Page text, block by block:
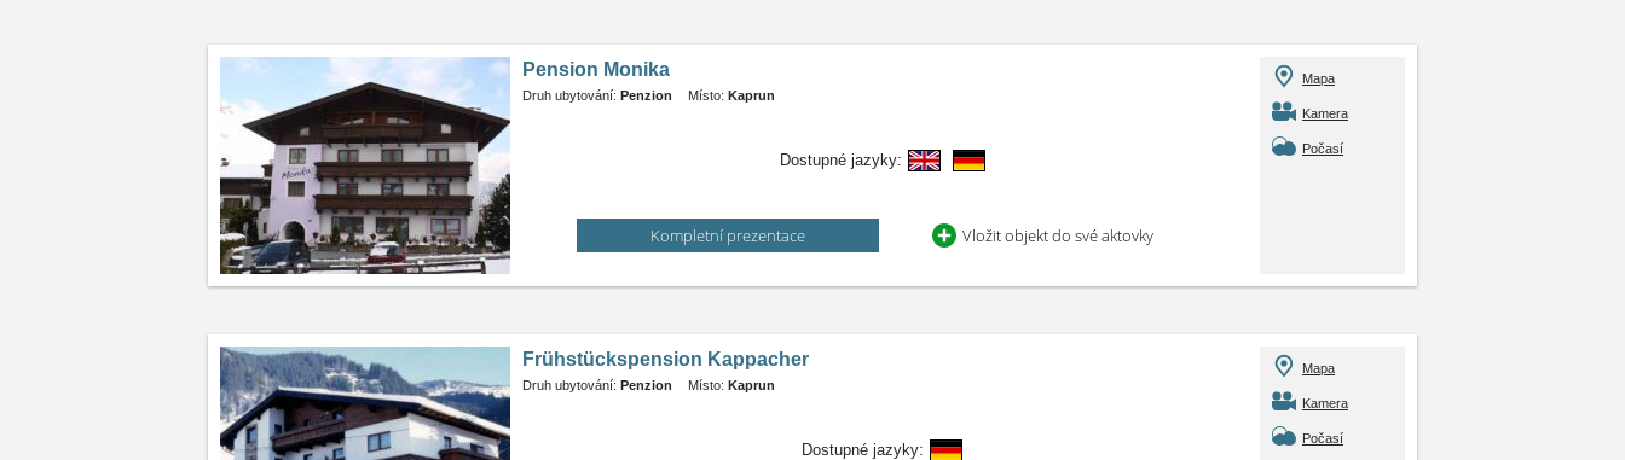
Pension Monika
Druh ubytování: Penzion Místo: Kaprun
Dostupné jazyky:
Kompletní prezentace Vložit objekt do své aktovky
Mapa
Kamera
Počasí
Frühstückspension Kappacher
Druh ubytování: Penzion Místo: Kaprun
Dostupné jazyky:
Mapa
Kamera
Počasí